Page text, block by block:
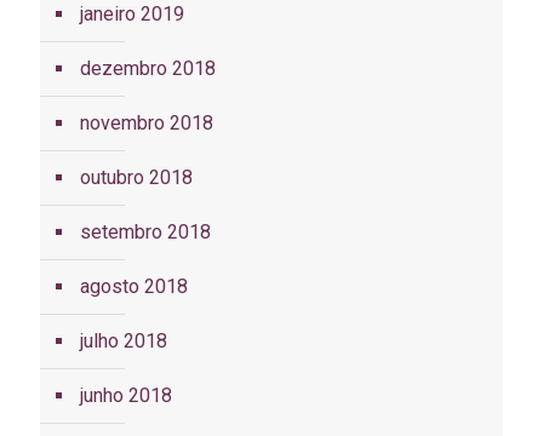
janeiro 2019
dezembro 2018
novembro 2018
outubro 2018
setembro 2018
agosto 2018
julho 2018
junho 2018